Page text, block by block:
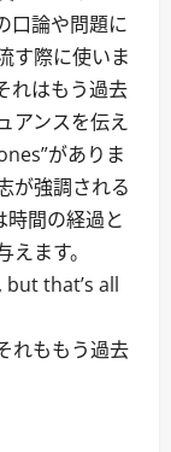
口論や問題に
す際に使いま
れはもう過去
アンスを伝え
がありま
が強調される
間の経過と
ます。
that’s all
れももう過去